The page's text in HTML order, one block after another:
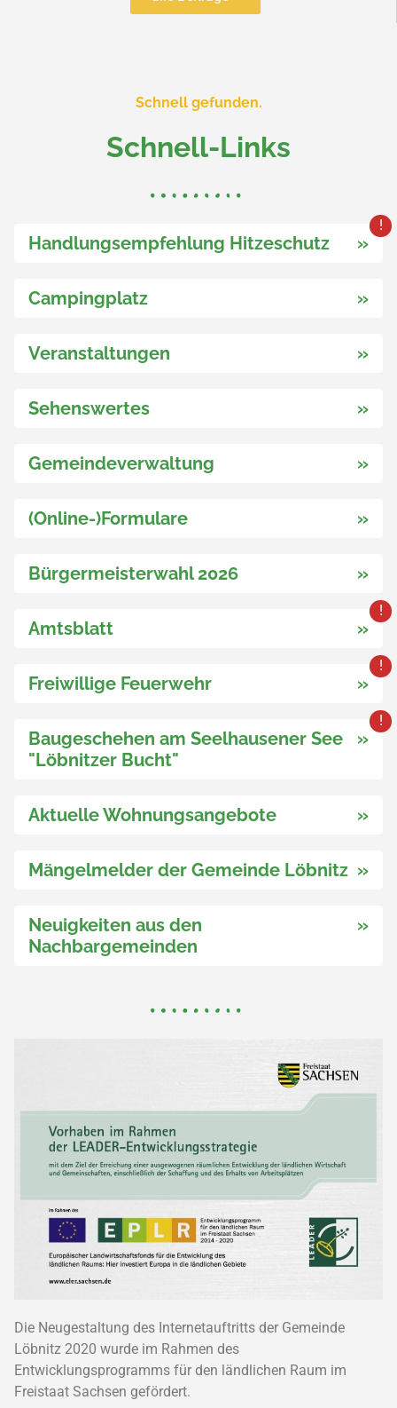
Schnell gefunden.
Schnell-Links
Handlungsempfehlung Hitzeschutz »
Campingplatz »
Veranstaltungen »
Sehenswertes »
Gemeindeverwaltung »
(Online-)Formulare »
Bürgermeisterwahl 2026 »
Amtsblatt »
Freiwillige Feuerwehr »
Baugeschehen am Seelhausener See
"Löbnitzer Bucht"
»
Aktuelle Wohnungsangebote »
Mängelmelder der Gemeinde Löbnitz »
Neuigkeiten aus den
Nachbargemeinden
»
Die Neugestaltung des Internetauftritts der Gemeinde
Löbnitz 2020 wurde im Rahmen des
Entwicklungsprogramms für den ländlichen Raum im
Freistaat Sachsen gefördert.